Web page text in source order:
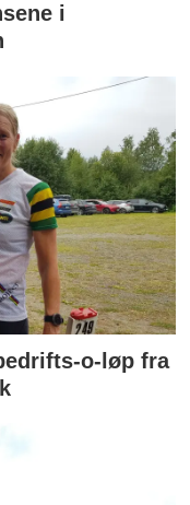
i
o-løp fra